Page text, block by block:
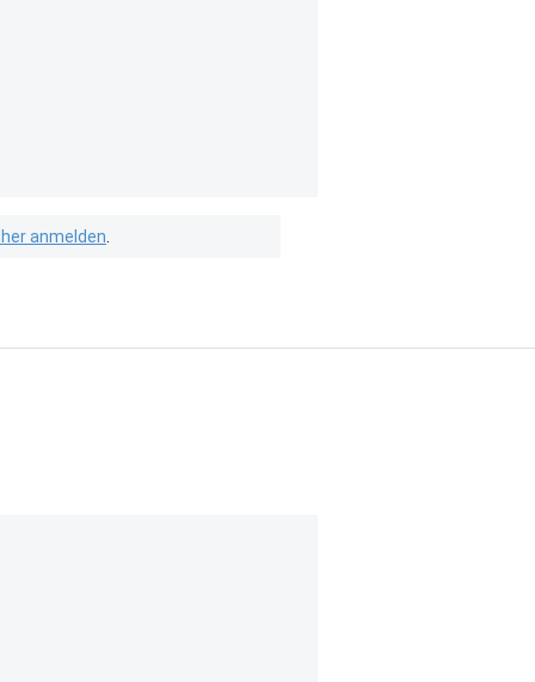
anmelden